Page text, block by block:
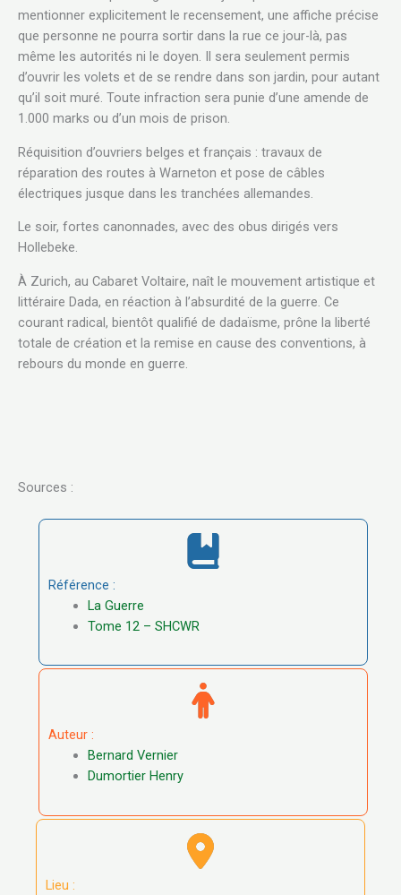
mentionner explicitement le recensement, une affiche précise
que personne ne pourra sortir dans la rue ce jour-là, pas
même les autorités ni le doyen. Il sera seulement permis
d’ouvrir les volets et de se rendre dans son jardin, pour autant
qu’il soit muré. Toute infraction sera punie d’une amende de
1.000 marks ou d’un mois de prison.
Réquisition d’ouvriers belges et français : travaux de
réparation des routes à Warneton et pose de câbles
électriques jusque dans les tranchées allemandes.
Le soir, fortes canonnades, avec des obus dirigés vers
Hollebeke.
À Zurich, au Cabaret Voltaire, naît le mouvement artistique et
littéraire Dada, en réaction à l’absurdité de la guerre. Ce
courant radical, bientôt qualifié de dadaïsme, prône la liberté
totale de création et la remise en cause des conventions, à
rebours du monde en guerre.
Sources :
Référence :
La Guerre
Tome 12 – SHCWR
Auteur :
Bernard Vernier
Dumortier Henry
Lieu :